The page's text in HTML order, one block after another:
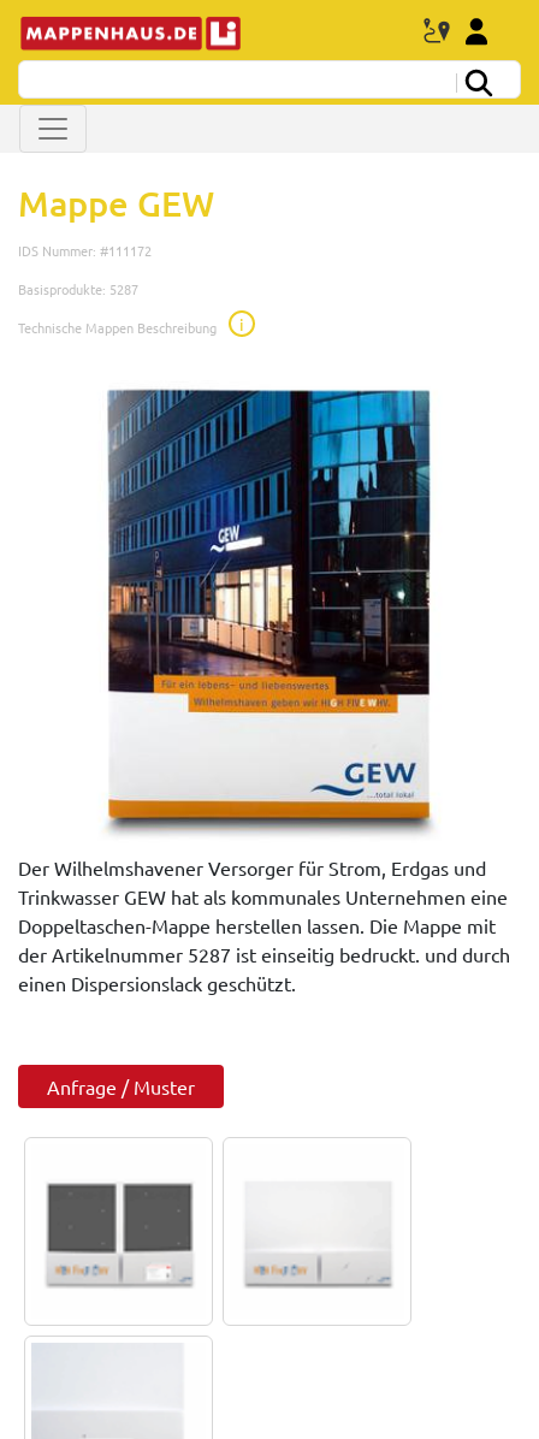
Mappe GEW
IDS Nummer: #111172
Basisprodukte: 5287
Technische Mappen Beschreibung
i
Der Wilhelmshavener Versorger für Strom, Erdgas und
Trinkwasser GEW hat als kommunales Unternehmen eine
Doppeltaschen-Mappe herstellen lassen. Die Mappe mit
der Artikelnummer 5287 ist einseitig bedruckt. und durch
einen Dispersionslack geschützt.
Anfrage / Muster